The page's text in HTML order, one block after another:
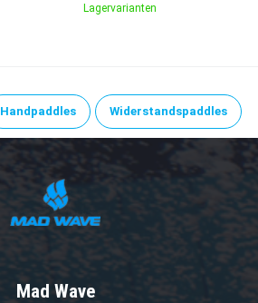
Lagervarianten
Handpaddles Widerstandspaddles
Mad Wave